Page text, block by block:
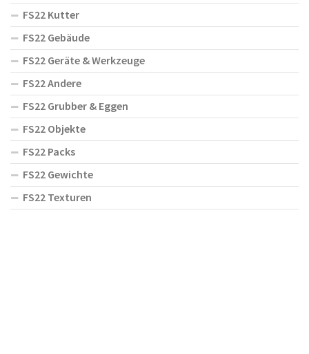
FS22 Kutter
FS22 Gebäude
FS22 Geräte & Werkzeuge
FS22 Andere
FS22 Grubber & Eggen
FS22 Objekte
FS22 Packs
FS22 Gewichte
FS22 Texturen